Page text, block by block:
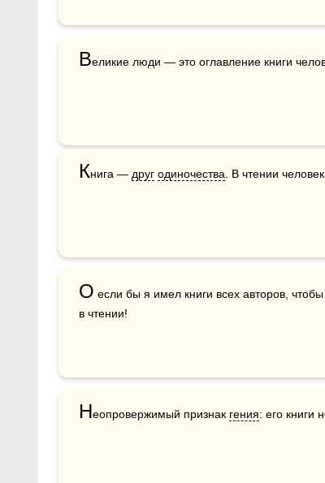
Великие люди — это оглавление книги
Книга — друг одиночества . В чтении
О если бы я имел книги всех авторов,
в чтении!
Неопровержимый признак гения: его книги